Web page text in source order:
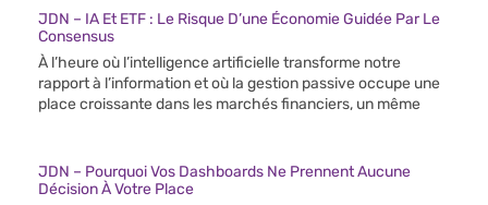
JDN – IA Et ETF : Le Risque D’une Économie Guidée Par Le
Consensus
À l’heure où l’intelligence artificielle transforme notre
rapport à l’information et où la gestion passive occupe une
place croissante dans les marchés financiers, un même
JDN – Pourquoi Vos Dashboards Ne Prennent Aucune
Décision À Votre Place